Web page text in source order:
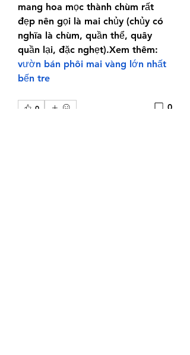
mang hoa mọc thành chùm rất
đẹp nên gọi là mai chủy (chủy có
nghĩa là chùm, quần thể, quây
vườn bán phôi mai vàng lớn nhất
bến tre
0 0